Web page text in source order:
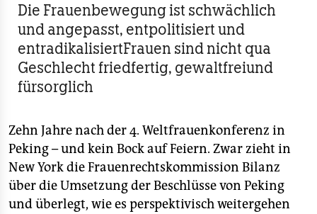
veranstaltungen
fragen & hilfe
unterstützen
abo
genossenschaft
epaper login
Die Frauenbewegung ist schwächlich
und angepasst, entpolitisiert und
entradikalisiertFrauen sind nicht qua
Geschlecht friedfertig, gewaltfreiund
fürsorglich
Zehn Jahre nach der 4. Weltfrauenkonferenz in
Peking – und kein Bock auf Feiern. Zwar zieht in
New York die Frauenrechtskommission Bilanz
über die Umsetzung der Beschlüsse von Peking
und überlegt, wie es perspektivisch weitergehen